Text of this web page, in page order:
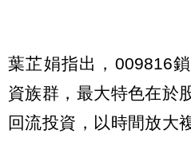
葉芷娟指出，009816
資族群，最大特色在於
回流投資，以時間放大